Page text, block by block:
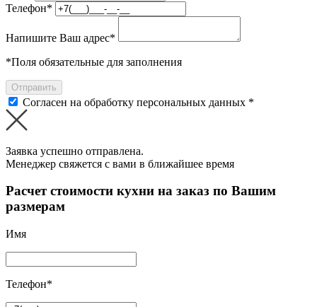
Телефон*
Напишите Ваш адрес*
*Поля обязательные для заполнения
Отправить
Согласен на обработку персональных данных *
Заявка успешно отправлена.
Менеджер свяжется с вами в ближайшее время
Расчет стоимости кухни на заказ по Вашим
размерам
Имя
Телефон*